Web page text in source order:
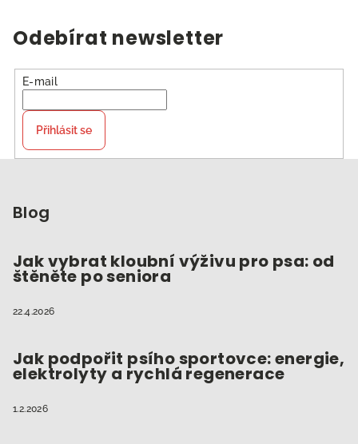
Odebírat newsletter
E-mail
Přihlásit se
Blog
Jak vybrat kloubní výživu pro psa: od
štěněte po seniora
22.4.2026
Jak podpořit psího sportovce: energie,
elektrolyty a rychlá regenerace
1.2.2026